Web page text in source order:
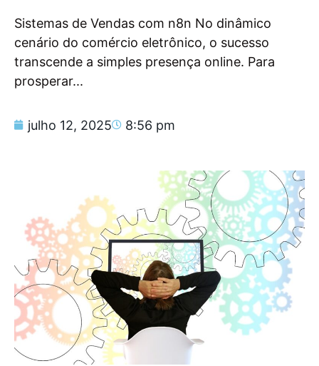
Sistemas de Vendas com n8n No dinâmico
cenário do comércio eletrônico, o sucesso
transcende a simples presença online. Para
prosperar...
julho 12, 2025 8:56 pm